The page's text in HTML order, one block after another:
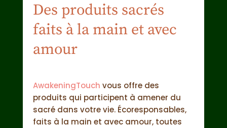
Des produits sacrés
faits à la main et avec
amour
AwakeningTouch vous offre des
produits qui participent à amener du
sacré dans votre vie. Écoresponsables,
faits à la main et avec amour, toutes